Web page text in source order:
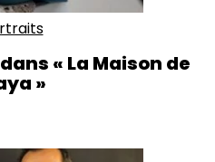
« La Maison de
»